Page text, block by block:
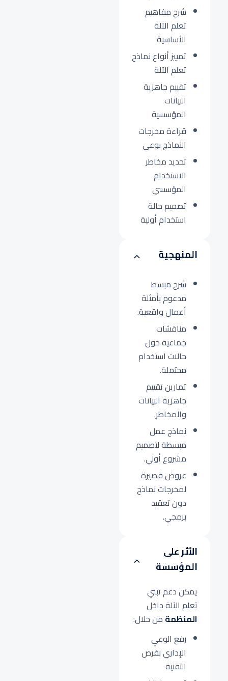
شرح مفاهيم
تعلم الآلة
الأساسية
تمييز أنواع نماذج
تعلم الآلة
تقييم جاهزية
البيانات
المؤسسية
قراءة مخرجات
النماذج بوعي
تحديد مخاطر
الاستخدام
المؤسسي
تصميم حالة
استخدام أولية
المنهجية
شرح مبسط
مدعوم بأمثلة
أعمال واقعية.
مناقشات
جماعية حول
حالات استخدام
محتملة.
تمارين تقييم
جاهزية البيانات
والمخاطر.
نماذج عمل
مبسطة لتصميم
مشروع أولي.
عروض قصيرة
لمخرجات نماذج
دون تعقيد
برمجي.
الأثر على
المؤسسة
يمكن دعم تبني
تعلم الآلة داخل
المنظمة من خلال:
رفع الوعي
الإداري بفرص
التقنية